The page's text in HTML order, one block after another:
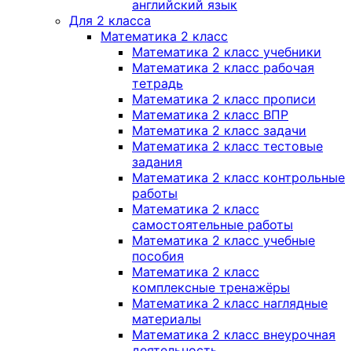
английский язык
Для 2 класса
Математика 2 класс
Математика 2 класс учебники
Математика 2 класс рабочая
тетрадь
Математика 2 класс прописи
Математика 2 класс ВПР
Математика 2 класс задачи
Математика 2 класс тестовые
задания
Математика 2 класс контрольные
работы
Математика 2 класс
самостоятельные работы
Математика 2 класс учебные
пособия
Математика 2 класс
комплексные тренажёры
Математика 2 класс наглядные
материалы
Математика 2 класс внеурочная